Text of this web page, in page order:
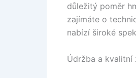
důležitý poměr
zajímáte o
nabízí široké
Údržba a kvalitní